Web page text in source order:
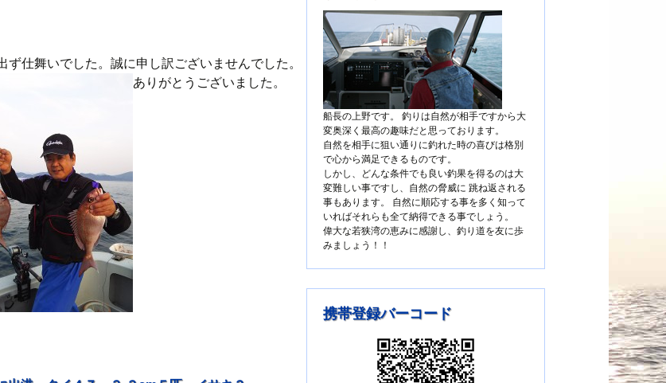
仕舞いでした。誠に申し訳ございませんでした。
ありがとうございました。
船長の上野です。 釣りは自然が相手ですから大
変奥深く最高の趣味だと思っております。
自然を相手に狙い通りに釣れた時の喜びは格別
で心から満足できるものです。
しかし、どんな条件でも良い釣果を得るのは大
変難しい事ですし、自然の脅威に 跳ね返される
事もあります。 自然に順応する事を多く知って
いればそれらも全て納得できる事でしょう。
偉大な若狭湾の恵みに感謝し、釣り道を友に歩
みましょう！！
携帯登録バーコード